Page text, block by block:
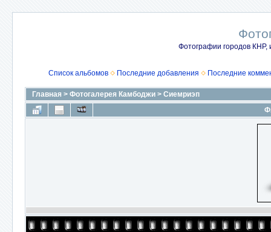
Фотографии городов КНР,
Список альбомов Последние добавления Последние
Главная > Фотогалерея Камбоджи > Сиемриэп